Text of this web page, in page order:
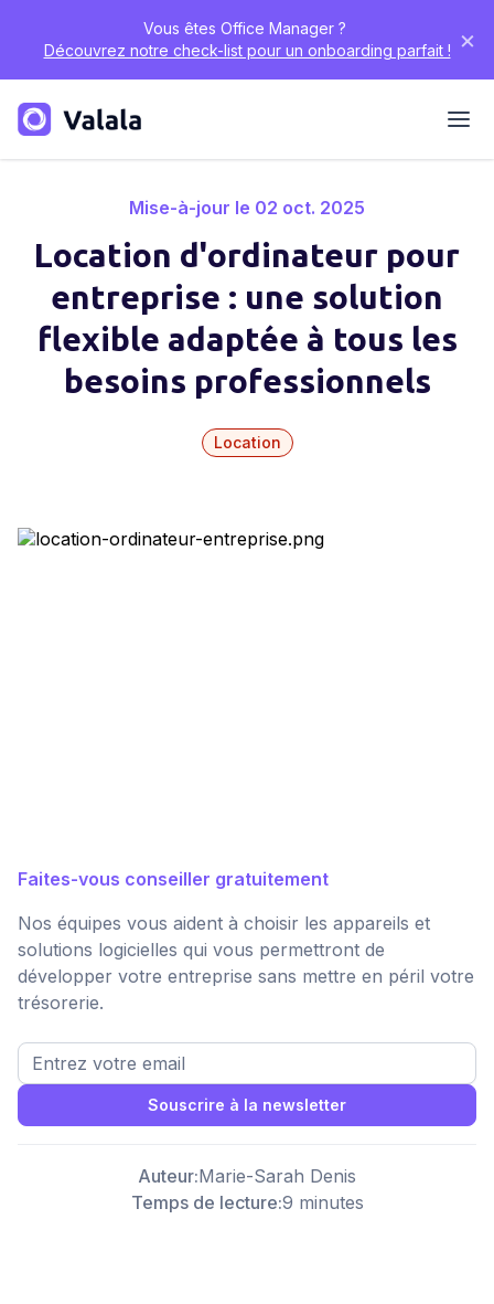
Vous êtes Office Manager ?
Découvrez notre check-list pour un onboarding parfait ! ×
Mise-à-jour le 02 oct. 2025
Location d'ordinateur pour
entreprise : une solution
flexible adaptée à tous les
besoins professionnels
Location
Faites-vous conseiller gratuitement
Nos équipes vous aident à choisir les appareils et
solutions logicielles qui vous permettront de
développer votre entreprise sans mettre en péril votre
trésorerie.
Souscrire à la newsletter
Auteur:Marie-Sarah Denis
Temps de lecture:9 minutes